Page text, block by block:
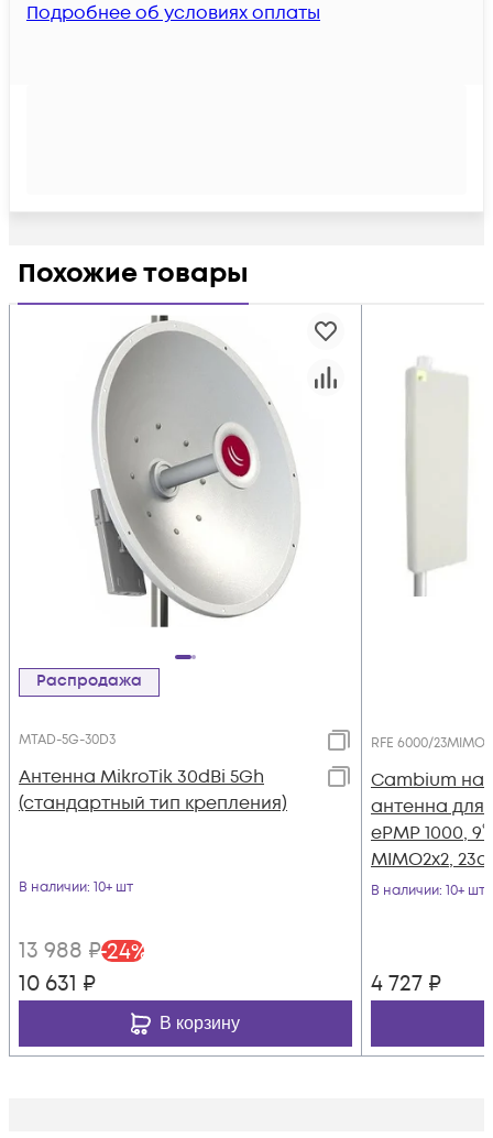
Подробнее об условиях оплаты
Похожие товары
Распродажа
MTAD-5G-30D3
Антенна MikroTik 30dBi 5Gh
(стандартный тип крепления)
В наличии: 10+ шт
13 988 ₽-24%
10 631 ₽
В корзину
RFE 6000/
Cambium
антенна для
ePMP 1000,
MIMO2x2,
крепежа
В наличии: 10+ шт
4 727 ₽